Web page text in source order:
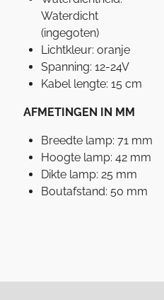
Waterdicht
(ingegoten)
Lichtkleur: oranje
Spanning: 12-24V
Kabel lengte: 15 cm
AFMETINGEN IN MM
Breedte lamp: 71 mm
Hoogte lamp: 42 mm
Dikte lamp: 25 mm
Boutafstand: 50 mm